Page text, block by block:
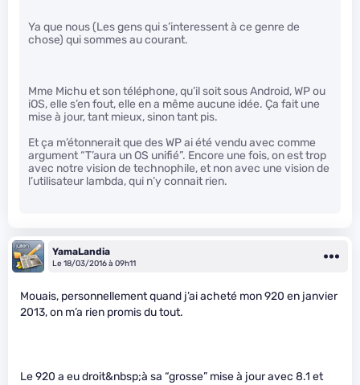
Ya que nous (Les gens qui s’interessent à ce genre de
chose) qui sommes au courant.
Mme Michu et son téléphone, qu’il soit sous Android, WP ou
iOS, elle s’en fout, elle en a même aucune idée. Ça fait une
mise à jour, tant mieux, sinon tant pis.
Et ça m’étonnerait que des WP ai été vendu avec comme
argument “T’aura un OS unifié”. Encore une fois, on est trop
avec notre vision de technophile, et non avec une vision de
l’utilisateur lambda, qui n’y connait rien.
YamaLandia
Le 18/03/2016 à 09h11
Mouais, personnellement quand j’ai acheté mon 920 en janvier
2013, on m’a rien promis du tout.
Le 920 a eu droit&nbsp;à sa “grosse” mise à jour avec 8.1 et